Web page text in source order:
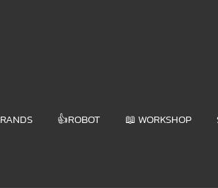
👍ROBOT 📖 WORKSHOP